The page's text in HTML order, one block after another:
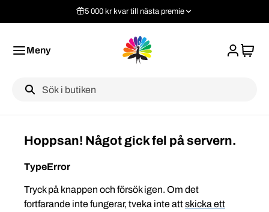
5 000 kr kvar till nästa premie
Meny
Label
Hoppsan! Något gick fel på servern.
TypeError
Tryck på knappen och försök igen. Om det
fortfarande inte fungerar, tveka inte attskicka ett